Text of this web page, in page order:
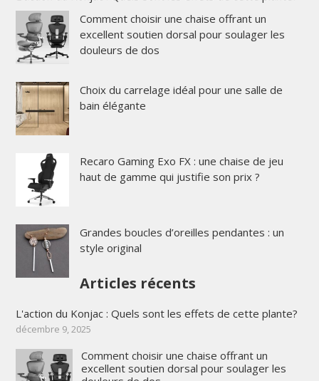
Comment choisir une chaise offrant un
excellent soutien dorsal pour soulager les
douleurs de dos
Choix du carrelage idéal pour une salle de
bain élégante
Recaro Gaming Exo FX : une chaise de jeu
haut de gamme qui justifie son prix ?
Grandes boucles d’oreilles pendantes : un
style original
Articles récents
L'action du Konjac : Quels sont les effets de cette plante?
décembre 9, 2025
Comment choisir une chaise offrant un
excellent soutien dorsal pour soulager les